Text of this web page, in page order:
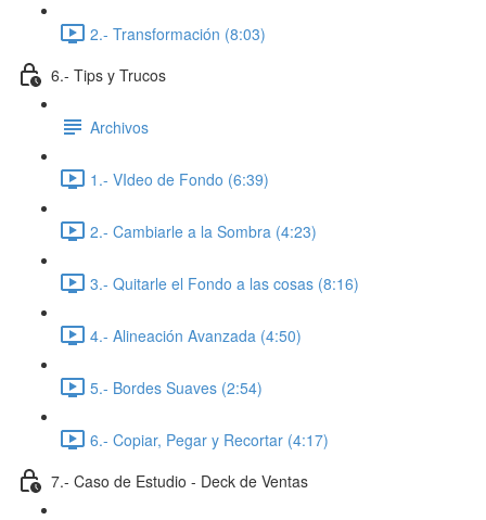
2.- Transformación (8:03)
6.- Tips y Trucos
Archivos
1.- VIdeo de Fondo (6:39)
2.- Cambiarle a la Sombra (4:23)
3.- Quitarle el Fondo a las cosas (8:16)
4.- Alineación Avanzada (4:50)
5.- Bordes Suaves (2:54)
6.- Copiar, Pegar y Recortar (4:17)
7.- Caso de Estudio - Deck de Ventas